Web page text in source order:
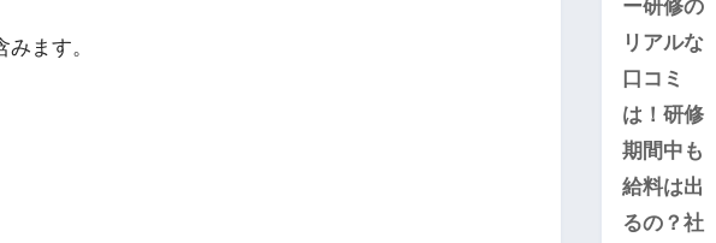
ます。